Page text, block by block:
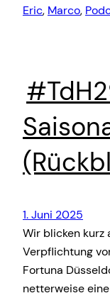
Eric, Marco,
1. Juni 2025
Wir blicken
Verpflichtung
Fortuna
netterweise